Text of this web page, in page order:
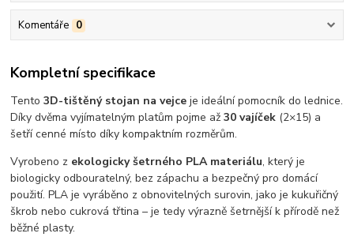
Komentáře 0
Kompletní specifikace
Tento3D-tištěný stojan na vejce je ideální pomocník do lednice.
Díky dvěma vyjímatelným platům pojme až30 vajíček (2×15) a
šetří cenné místo díky kompaktním rozměrům.
Vyrobeno z ekologicky šetrného PLA materiálu, který je
biologicky odbouratelný, bez zápachu a bezpečný pro domácí
použití. PLA je vyráběno z obnovitelných surovin, jako je kukuřičný
škrob nebo cukrová třtina – je tedy výrazně šetrnější k přírodě než
běžné plasty.